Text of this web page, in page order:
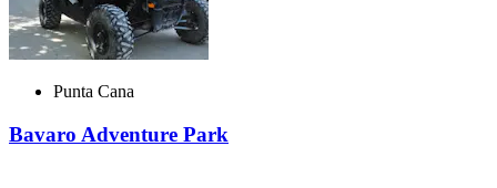
Punta Cana
Bavaro Adventure Park